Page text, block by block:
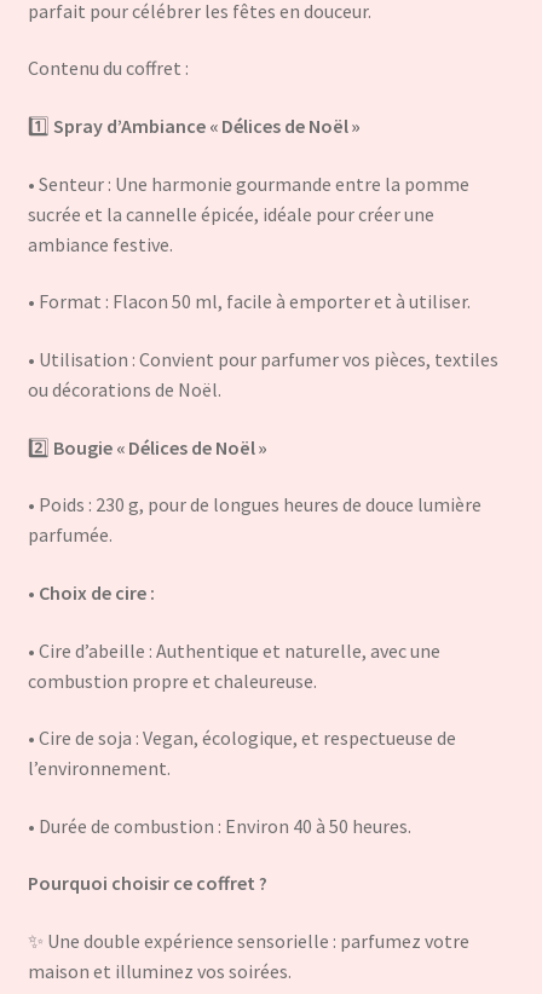
parfait pour célébrer les fêtes en douceur.
Contenu du coffret :
1️⃣ Spray d’Ambiance « Délices de Noël »
• Senteur : Une harmonie gourmande entre la pomme
sucrée et la cannelle épicée, idéale pour créer une
ambiance festive.
• Format : Flacon 50 ml, facile à emporter et à utiliser.
• Utilisation : Convient pour parfumer vos pièces, textiles
ou décorations de Noël.
2️⃣ Bougie « Délices de Noël »
• Poids : 230 g, pour de longues heures de douce lumière
parfumée.
• Choix de cire :
• Cire d’abeille : Authentique et naturelle, avec une
combustion propre et chaleureuse.
• Cire de soja : Vegan, écologique, et respectueuse de
l’environnement.
• Durée de combustion : Environ 40 à 50 heures.
Pourquoi choisir ce coffret ?
✨ Une double expérience sensorielle : parfumez votre
maison et illuminez vos soirées.